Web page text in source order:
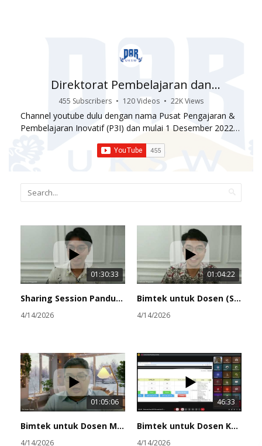
Direktorat Pembelajaran dan
Pengajaran (DAR)
455 Subscribers • 120 Videos • 22K Views
Channel youtube dulu dengan nama Pusat Pengajaran &
Pembelajaran Inovatif (P3I) dan mulai 1 Desember 2022
Pengajaran (DAR) Universitas Kristen Satya Wacana,
dampak bagi perkembangan pendidikan dalam teknologi
baik di kalangan civitas akademika kampus maupun dunia
01:30:33
Sharing Session Panduan AI di Lingkungan UKSW
4/14/2026
01:04:22
Bimtek untuk Dosen (SOTTO VOCE) mengisi data CPL – CPMK pada SIASAT
4/14/2026
01:05:06
Bimtek untuk Dosen MEKAR mengisi data CPL – CPMK pada SIASAT
4/14/2026
46:33
Bimtek untuk Dosen KUNTUM mengisi data CPL – CPMK pada SIASAT
4/14/2026